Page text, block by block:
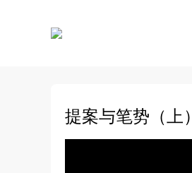
提案与笔势（上）